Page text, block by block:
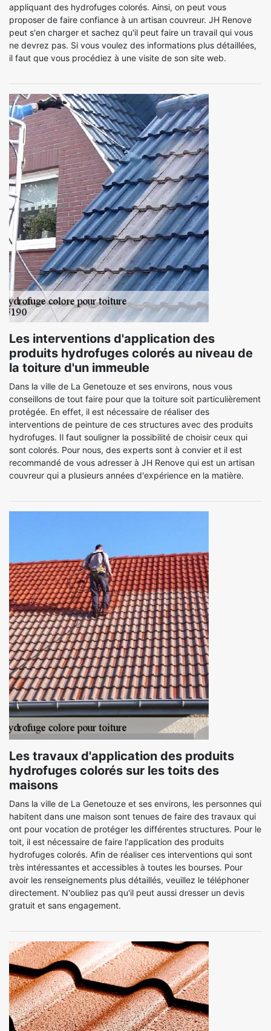
appliquant des hydrofuges colorés. Ainsi, on peut vous
proposer de faire confiance à un artisan couvreur. JH Renove
peut s'en charger et sachez qu'il peut faire un travail qui vous
ne devrez pas. Si vous voulez des informations plus détaillées,
il faut que vous procédiez à une visite de son site web.
Les interventions d'application des
produits hydrofuges colorés au niveau de
la toiture d'un immeuble
Dans la ville de La Genetouze et ses environs, nous vous
conseillons de tout faire pour que la toiture soit particulièrement
protégée. En effet, il est nécessaire de réaliser des
interventions de peinture de ces structures avec des produits
hydrofuges. Il faut souligner la possibilité de choisir ceux qui
sont colorés. Pour nous, des experts sont à convier et il est
recommandé de vous adresser à JH Renove qui est un artisan
couvreur qui a plusieurs années d'expérience en la matière.
Les travaux d'application des produits
hydrofuges colorés sur les toits des
maisons
Dans la ville de La Genetouze et ses environs, les personnes qui
habitent dans une maison sont tenues de faire des travaux qui
ont pour vocation de protéger les différentes structures. Pour le
toit, il est nécessaire de faire l'application des produits
hydrofuges colorés. Afin de réaliser ces interventions qui sont
très intéressantes et accessibles à toutes les bourses. Pour
avoir les renseignements plus détaillés, veuillez le téléphoner
directement. N'oubliez pas qu'il peut aussi dresser un devis
gratuit et sans engagement.